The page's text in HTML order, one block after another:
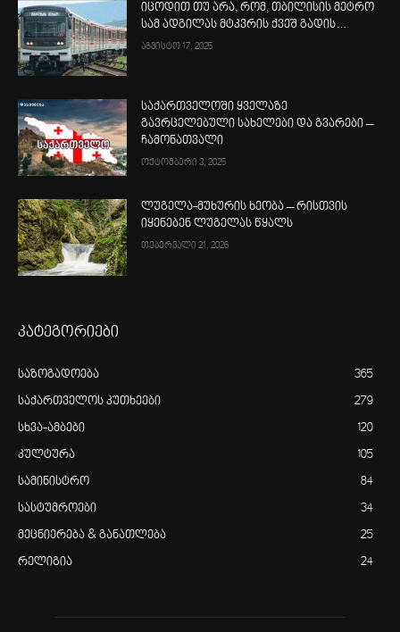
იცოდით თუ არა, რომ, თბილისის მეტრო
სამ ადგილას მტკვრის ქვეშ გადის…
აგვისტო 17, 2025
საქართველოში ყველაზე
გავრცელებული სახელები და გვარები –
ჩამონათვალი
ოქტომბერი 3, 2025
ლუგელა-მუხურის ხეობა – რისთვის
იყენებენ ლუგელას წყალს
თებერვალი 21, 2026
კატეგორიები
საზოგადოება 365
საქართველოს კუთხეები 279
სხვა-ამბები 120
კულტურა 105
სამინისტრო 84
სასტუმროები 34
მეცნიერება & განათლება 25
რელიგია 24